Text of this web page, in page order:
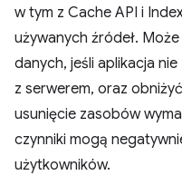
w tym z Cache API i
używanych źródeł.
danych, jeśli aplikacja
z serwerem, oraz
usunięcie zasobów
czynniki mogą
użytkowników.